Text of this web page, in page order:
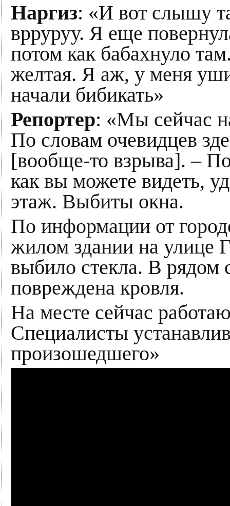
Наргиз: «И вот слышу
врруруу. Я еще
потом как бабахнуло
желтая. Я аж, у меня
начали бибикать»
Репортер: «Мы сейчас
По словам очевидцев
[вообще-то взрыва]. –
как вы можете видеть,
этаж. Выбиты окна.
По информации от
жилом здании на улице
выбило стекла. В рядом
повреждена кровля.
На месте сейчас
Специалисты
произошедшего»